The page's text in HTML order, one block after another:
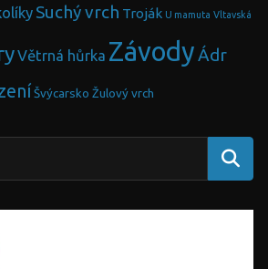
Suchý vrch Troják U mamuta Vltavská
Větrná hůrka ZávodyÁdr
Švýcarsko Žulový vrch